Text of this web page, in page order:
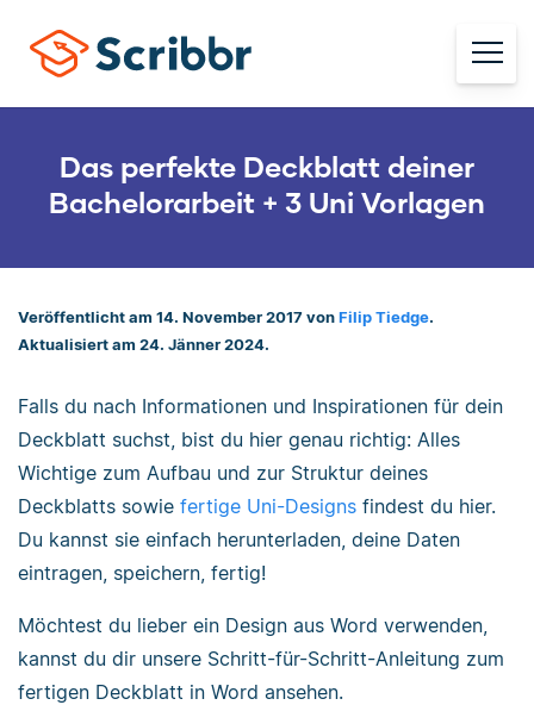
Das perfekte Deckblatt deiner
Bachelorarbeit + 3 Uni Vorlagen
Veröffentlicht am 14. November 2017 von Filip Tiedge.
Aktualisiert am 24. Jänner 2024.
Falls du nach Informationen und Inspirationen für dein
Deckblatt suchst, bist du hier genau richtig: Alles
Wichtige zum Aufbau und zur Struktur deines
Deckblatts sowie fertige Uni-Designs findest du hier.
Du kannst sie einfach herunterladen, deine Daten
eintragen, speichern, fertig!
Möchtest du lieber ein Design aus Word verwenden,
kannst du dir unsere Schritt-für-Schritt-Anleitung zum
fertigen Deckblatt in Word ansehen.